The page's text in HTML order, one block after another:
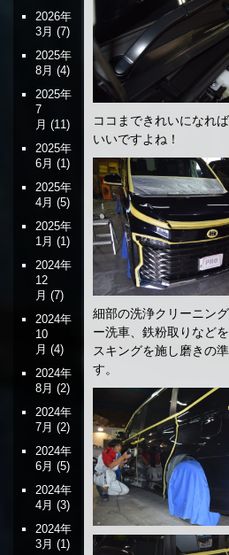
ココまできれいになれ
いいですよね！
細部の洗浄クリーニン
ー洗車、鉄粉取りなど
スキングを施し磨きの
す。
2026年
3月 (7)
2025年
8月 (4)
2025年
7
月 (11)
2025年
6月 (1)
2025年
4月 (5)
2025年
1月 (1)
2024年
12
月 (7)
2024年
10
月 (4)
2024年
8月 (2)
2024年
7月 (2)
2024年
6月 (5)
2024年
4月 (3)
2024年
3月 (1)